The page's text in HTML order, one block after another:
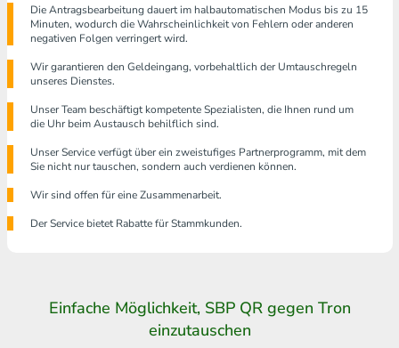
Die Antragsbearbeitung dauert im halbautomatischen Modus bis zu 15
Minuten, wodurch die Wahrscheinlichkeit von Fehlern oder anderen
negativen Folgen verringert wird.
Wir garantieren den Geldeingang, vorbehaltlich der Umtauschregeln
unseres Dienstes.
Unser Team beschäftigt kompetente Spezialisten, die Ihnen rund um
die Uhr beim Austausch behilflich sind.
Unser Service verfügt über ein zweistufiges Partnerprogramm, mit dem
Sie nicht nur tauschen, sondern auch verdienen können.
Wir sind offen für eine Zusammenarbeit.
Der Service bietet Rabatte für Stammkunden.
Einfache Möglichkeit, SBP QR gegen Tron
einzutauschen